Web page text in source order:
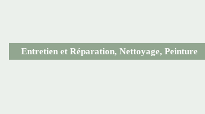
Entretien et Réparation, Nettoyage, Peinture